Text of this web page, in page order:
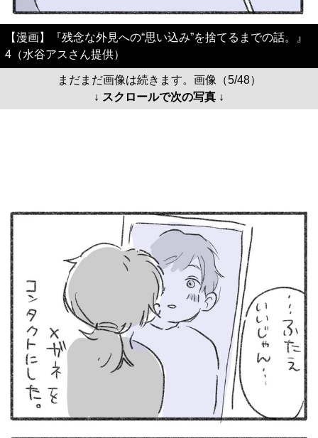
【漫画】『残念な外見への“思い込み”を捨てるまでの話。』
4（水谷アスさん提供）
まだまだ画像は続きます。画像（5/48）
↓ スクロールで次の写真 ↓